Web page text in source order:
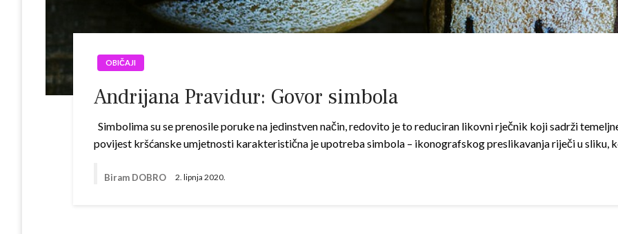
OBIČAJI
Andrijana Pravidur: Govor simbola
Simbolima su se prenosile poruke na jedinstven način, redovito je to reduciran likovni rječnik koji sadrži
povijest krš­ćanske umjetnosti karakteristična je upotreba simbola – ikonografskog preslikavanja riječi u sliku,
Biram DOBRO 2. lipnja 2020.